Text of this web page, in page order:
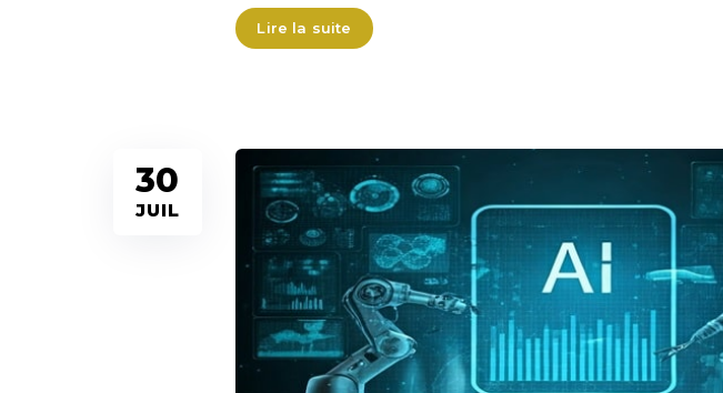
Lire la suite
30
JUIL